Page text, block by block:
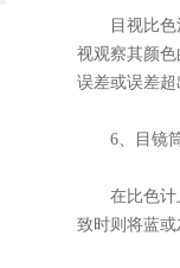
目视比色法
视观察其颜
误差或误差
6、目镜筒
在比色计上
致时则将蓝或